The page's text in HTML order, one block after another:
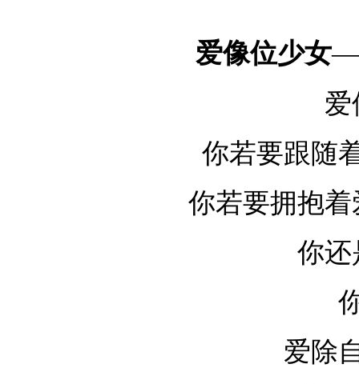
爱像位少女
爱
你若要跟随
你若要拥抱
你还
爱除